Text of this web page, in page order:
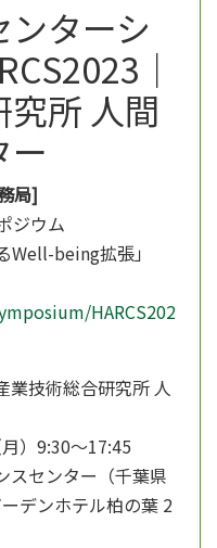
ターシ
｜
所 人間
ー
局]
ジウム
Well-being拡張」
HARCS202
技術総合研究所 人
）9:30～17:45
センター（千葉県
デンホテル柏の葉 2